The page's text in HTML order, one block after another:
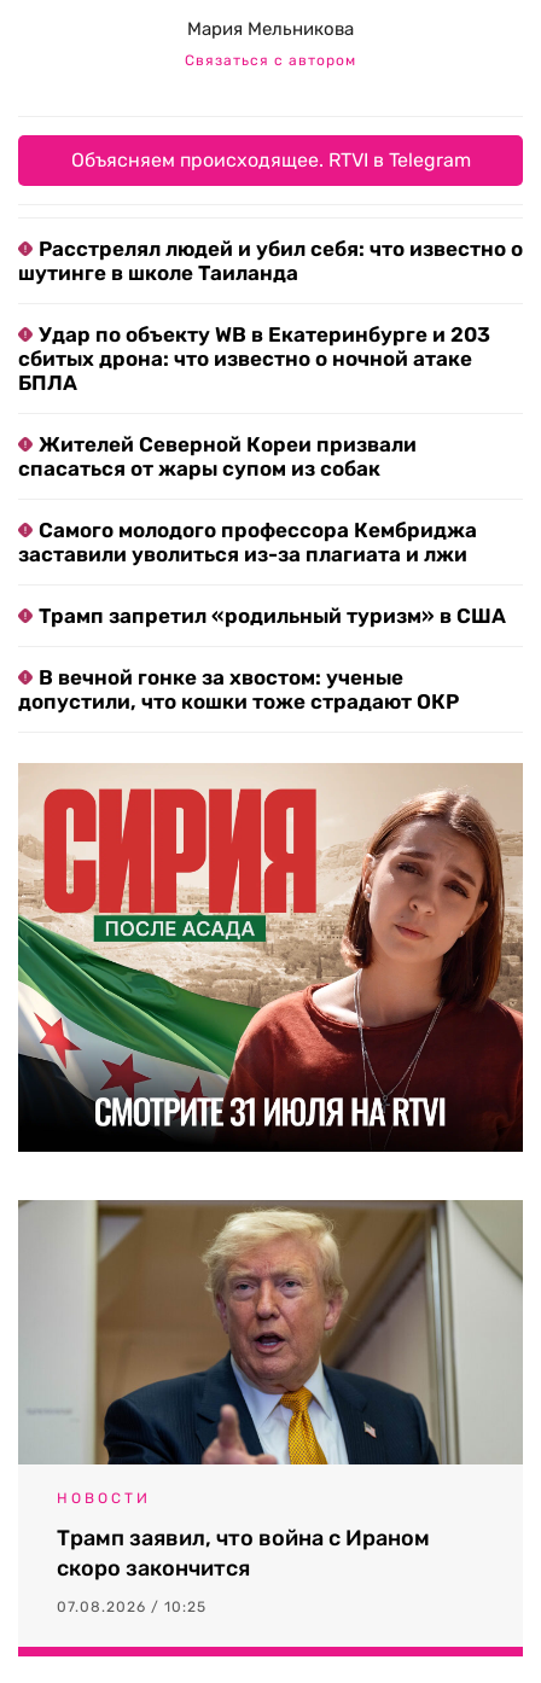
Мария Мельникова
Связаться с автором
Объясняем происходящее. RTVI в Telegram
Расстрелял людей и убил себя: что известно о
шутинге в школе Таиланда
Удар по объекту WB в Екатеринбурге и 203
сбитых дрона: что известно о ночной атаке
БПЛА
Жителей Северной Кореи призвали
спасаться от жары супом из собак
Самого молодого профессора Кембриджа
заставили уволиться из-за плагиата и лжи
Трамп запретил «родильный туризм» в США
В вечной гонке за хвостом: ученые
допустили, что кошки тоже страдают ОКР
НОВОСТИ
Трамп заявил, что война с Ираном
скоро закончится
07.08.2026 / 10:25